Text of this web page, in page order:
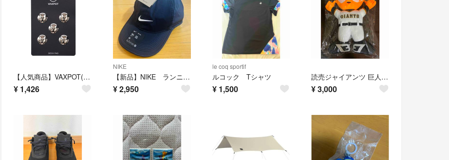
【人気商品】VAXPOT(バックスポット) スノーボード デッキパッド 5個組
¥ 1,426
NIKE
【新品】NIKE ランニングキャップ 黒 ナイキ Dri-FIT M/L
¥2,950
le coq sportif
ルコック Tシャツ
¥ 1,500
読売ジャイアンツ 巨人 ジャビット ぬいぐるみ 応援グッズ マスコット
¥3,000